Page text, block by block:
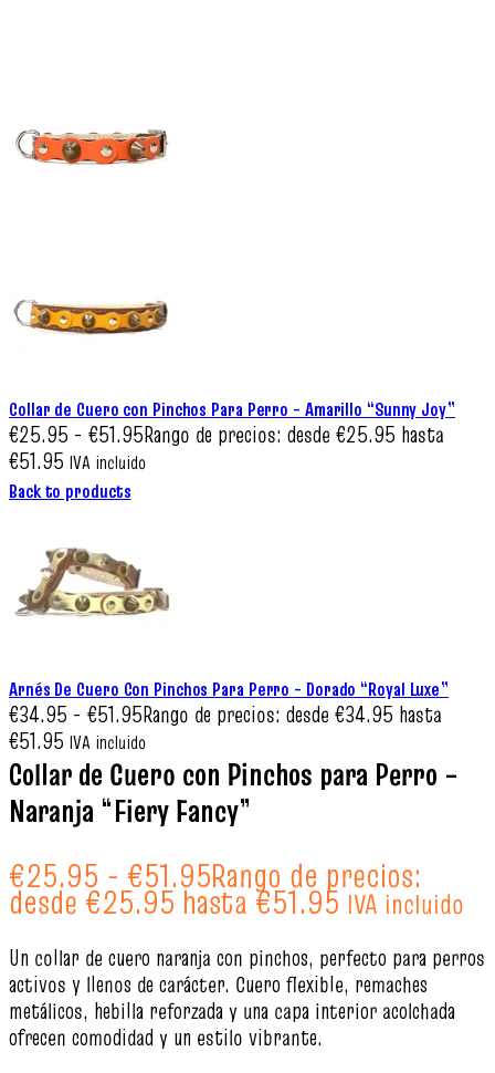
Collar de Cuero con Pinchos Para Perro – Amarillo “Sunny Joy”
€25.95 - €51.95Rango de precios: desde €25.95 hasta
€51.95 IVA incluido
Back to products
Arnés De Cuero Con Pinchos Para Perro – Dorado “Royal Luxe”
€34.95 - €51.95Rango de precios: desde €34.95 hasta
€51.95 IVA incluido
Collar de Cuero con Pinchos para Perro –
Naranja “Fiery Fancy”
€25.95 - €51.95Rango de precios:
desde €25.95 hasta €51.95 IVA incluido
Un collar de cuero naranja con pinchos, perfecto para perros
activos y llenos de carácter. Cuero flexible, remaches
metálicos, hebilla reforzada y una capa interior acolchada
ofrecen comodidad y un estilo vibrante.